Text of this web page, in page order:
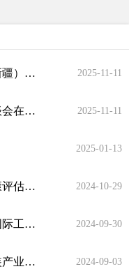
2025中国产业转移发展对接活动（新疆）成功举办 李乐成 艾尔肯·吐尼亚孜出席开幕式并致辞 2025-11-11
全国工业和信息化系统援疆工作座谈会在库尔勒召开 李乐成艾尔肯·吐尼亚孜出席并讲话 2025-11-11
2025-01-13
自治区电动自行车用锂离子电池健康评估示范网点吐鲁番 乌鲁木齐现场会顺利召开 2024-10-29
自治区代表团参加第二十四届中国国际工业博览会 2024-09-30
这个招商引资推介会为新疆纺织服装产业发展注入新动能 2024-09-03